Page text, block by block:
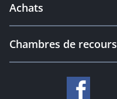
Achats
Chambres de recours